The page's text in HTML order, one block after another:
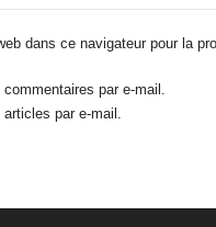
dans ce navigateur pour la
par e-mail.
par e-mail.